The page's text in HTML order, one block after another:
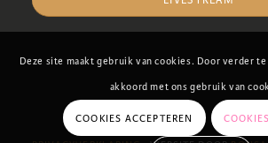
Deze site maakt gebruik van cookies. Door verder
akkoord met ons gebruik van
COOKIES ACCEPTEREN